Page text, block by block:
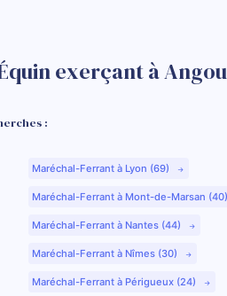
exerçant à
:
Maréchal-Ferrant à Lyon (69)
Maréchal-Ferrant à Mont-de-Marsan
Maréchal-Ferrant à Nantes (44)
Maréchal-Ferrant à Nîmes (30)
Maréchal-Ferrant à Périgueux (24)